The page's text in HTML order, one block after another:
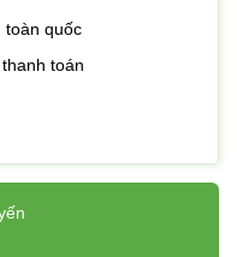
toàn quốc
toán